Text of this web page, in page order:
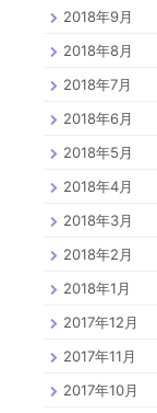
2018年9月
2018年8月
2018年7月
2018年6月
2018年5月
2018年4月
2018年3月
2018年2月
2018年1月
2017年12月
2017年11月
2017年10月